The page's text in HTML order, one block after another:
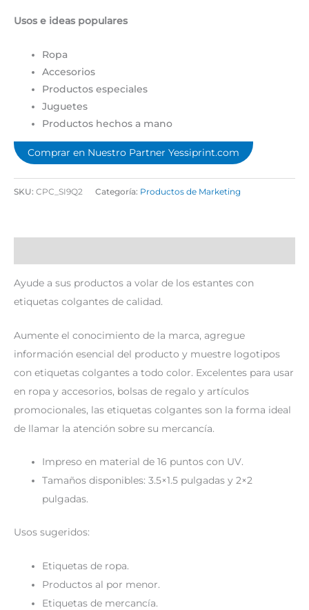
Usos e ideas populares
Ropa
Accesorios
Productos especiales
Juguetes
Productos hechos a mano
Comprar en Nuestro Partner Yessiprint.com
SKU: CPC_SI9Q2 Categoría: Productos de Marketing
Ayude a sus productos a volar de los estantes con
etiquetas colgantes de calidad.
Aumente el conocimiento de la marca, agregue
información esencial del producto y muestre logotipos
con etiquetas colgantes a todo color. Excelentes para usar
en ropa y accesorios, bolsas de regalo y artículos
promocionales, las etiquetas colgantes son la forma ideal
de llamar la atención sobre su mercancía.
Impreso en material de 16 puntos con UV.
Tamaños disponibles: 3.5×1.5 pulgadas y 2×2
pulgadas.
Usos sugeridos:
Etiquetas de ropa.
Productos al por menor.
Etiquetas de mercancía.